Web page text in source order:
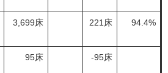
3,699床 221床 94.4%
95床 -95床